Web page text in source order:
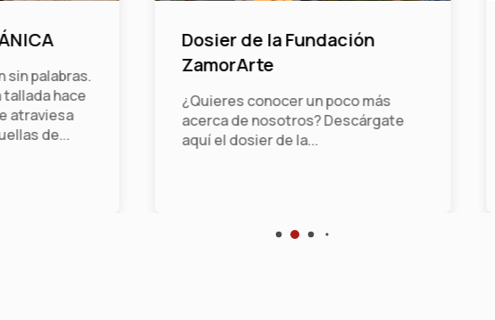
palabras.
hace
atraviesa
de...
Dosier de la Fundación
ZamorArte
¿Quieres conocer un poco más
acerca de nosotros? Descárgate
aquí el dosier de la...